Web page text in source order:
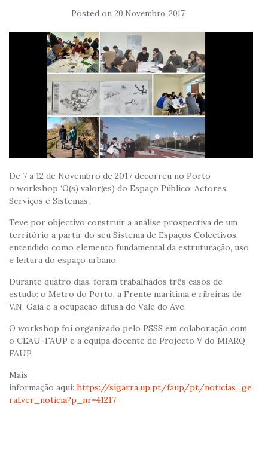
Posted on 20 Novembro, 2017
De 7 a 12 de Novembro de 2017 decorreu no Porto
o workshop ‘O(s) valor(es) do Espaço Público: Actores,
Serviços e Sistemas’.
Teve por objectivo construir a análise prospectiva de um
território a partir do seu Sistema de Espaços Colectivos,
entendido como elemento fundamental da estruturação, uso
e leitura do espaço urbano.
Durante quatro dias, foram trabalhados três casos de
estudo: o Metro do Porto, a Frente marítima e ribeiras de
V.N. Gaia e a ocupação difusa do Vale do Ave.
O workshop foi organizado pelo PSSS em colaboração com
o CEAU-FAUP e a equipa docente de Projecto V do MIARQ-
FAUP.
Mais
informação aqui: https://sigarra.up.pt/faup/pt/noticias_ge
ral.ver_noticia?p_nr=41217